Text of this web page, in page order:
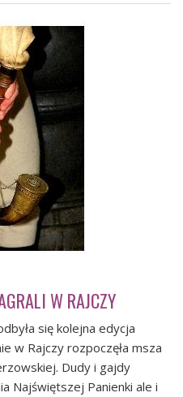
W RAJCZY
się kolejna edycja
w Rajczy rozpoczęła msza
Dudy i gajdy
Najświętszej Panienki ale i